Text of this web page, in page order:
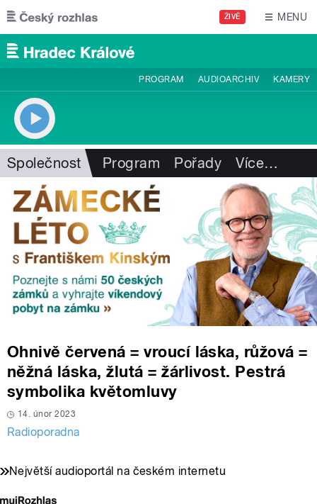
Přejít k hlavnímu obsahu
ŽIVĚ MENU
PROGRAM AUDIOARCHIV KAMERY
Společnost Program Pořady Více…
Ohnivě červená = vroucí láska, růžová =
něžná láska, žlutá = žárlivost. Pestrá
symbolika květomluvy
14. únor 2023
Radioporadna
Největší audioportál na českém internetu